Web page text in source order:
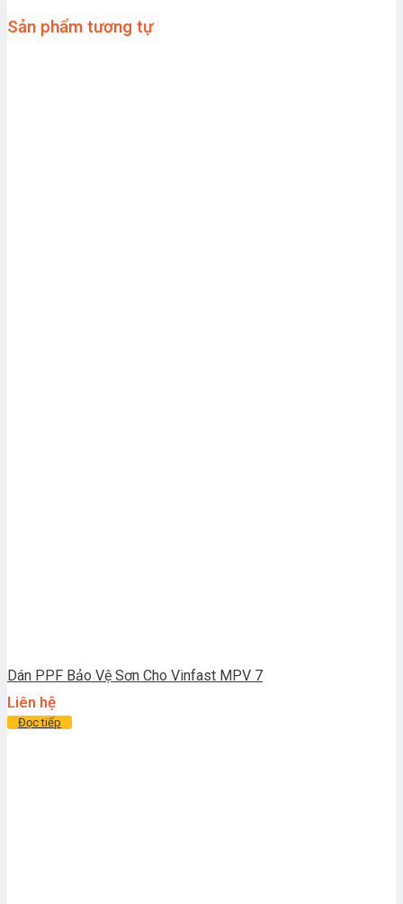
Sản phẩm tương tự
Dán PPF Bảo Vệ Sơn Cho Vinfast MPV 7
Liên hệ
Đọc tiếp